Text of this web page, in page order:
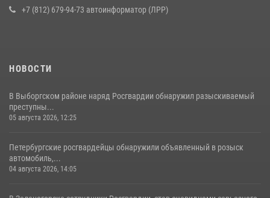
+7 (812) 679-94-73 автоинформатор (ЛРР)
НОВОСТИ
В Выборгском районе наряд Росгвардии обнаружил разыскиваемый
преступны...
05 августа 2026, 12:25
Петербургские росгвардейцы обнаружили объявленный в розыск
автомобиль,...
04 августа 2026, 14:05